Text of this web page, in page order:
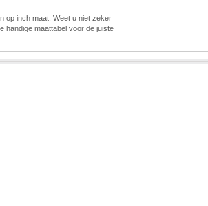
op inch maat. Weet u niet zeker
handige maattabel voor de juiste